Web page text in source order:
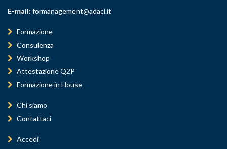
E-mail: formanagement@adaci.it
Formazione
Consulenza
Workshop
Attestazione Q2P
Formazione in House
Chi siamo
Contattaci
Accedi